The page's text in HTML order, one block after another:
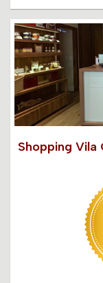
Shopping Vila